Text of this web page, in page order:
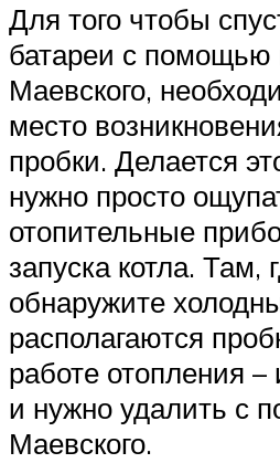
Для того чтобы
батареи с помощью
Маевского,
место
пробки. Делается
нужно просто
отопительные
запуска котла. Там,
обнаружите
располагаются
работе отопления
и нужно удалить с
Маевского.